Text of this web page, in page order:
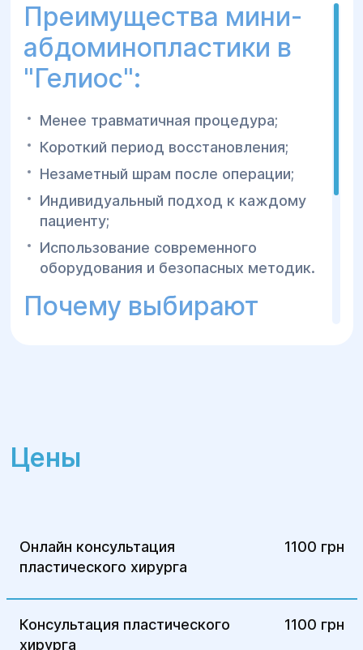
Преимущества мини-
абдоминопластики в
"Гелиос":
Менее травматичная процедура;
Короткий период восстановления;
Незаметный шрам после операции;
Индивидуальный подход к каждому
пациенту;
Использование современного
оборудования и безопасных методик.
Почему выбирают
Комплексная поддержка в период
Цены
Онлайн консультация
пластического хирурга
1100 грн
Консультация пластического
хирурга
1100 грн